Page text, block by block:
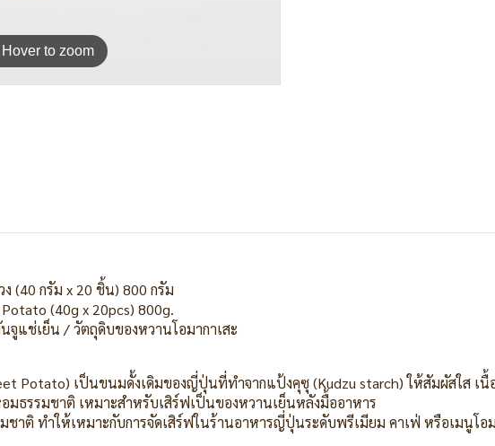
Hover to zoom
(40 กรัม x 20 ชิ้น) 800 กรัม
(40g x 20pcs) 800g.
แช่เย็น / วัตถุดิบของหวานโอมากาเสะ
Potato) เป็นขนมดั้งเดิมของญี่ปุ่นที่ทำจากแป้งคุซุ (Kudzu starch) ให้สัมผัสใส เ
ธรรมชาติ เหมาะสำหรับเสิร์ฟเป็นของหวานเย็นหลังมื้ออาหาร
าติ ทำให้เหมาะกับการจัดเสิร์ฟในร้านอาหารญี่ปุ่นระดับพรีเมียม คาเฟ่ หรือเมนูโอม